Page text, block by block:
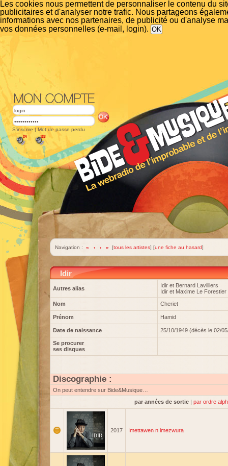
Les cookies nous permettent de personnaliser le contenu du
publicitaires et d'analyser notre trafic. Nous partageons
informations avec nos partenaires, de publicité ou d'analyse
vos données personnelles (e-mail, login).
S'inscrire | Mot de passe perdu
Navigation : « ‹ › » [tous les artistes] [une fiche au hasard]
Idir
Autres alias
Idir et Bernard Lavilliers
Idir et Maxime Le Forestier
Nom
Cheriet
Prénom Hamid
Date de naissance 25/10/1949 (décès le 02/
Se procurer
ses disques
Discographie :
On peut entendre sur Bide&Musique…
par années de sortie | par ordre
2017 Imettawen n imezwura